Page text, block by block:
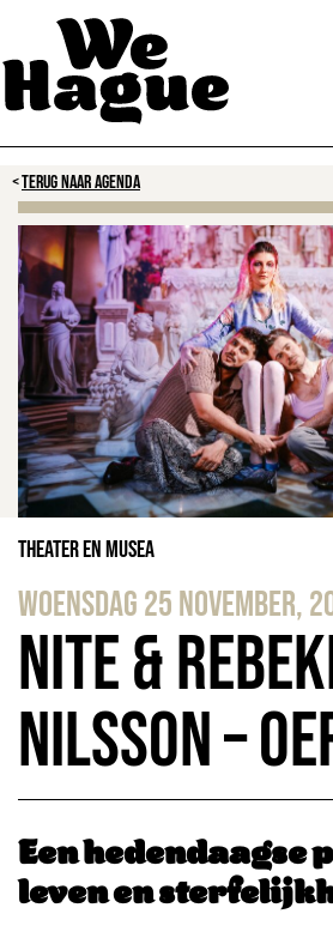
TERUG NAAR AGENDA
Theater en Musea
woensdag 25 november,
Nite &
Nilsson –
Een hedendaagse
leven en